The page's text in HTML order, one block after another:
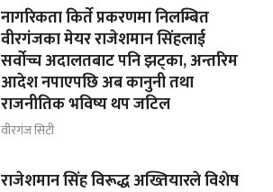
नागरिकता किर्ते प्रकरणमा निलम्बित
वीरगंजका मेयर राजेशमान सिंहलाई
सर्वोच्च अदालतबाट पनि झट्का, अन्तरिम
आदेश नपाएपछि अब कानुनी तथा
राजनीतिक भविष्य थप जटिल
वीरगंज सिटी
राजेशमान सिंह विरूद्ध अख्तियारले विशेष